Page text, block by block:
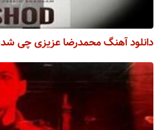
دانلود آهنگ محمدرضا عزیزی چی شد